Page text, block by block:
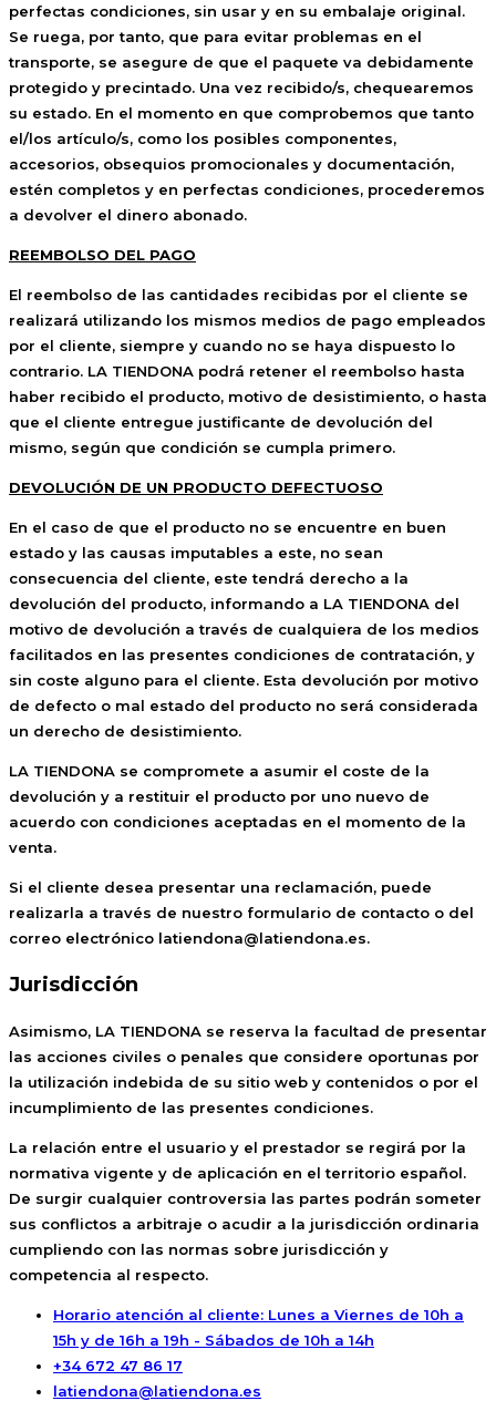
perfectas condiciones, sin usar y en su embalaje original.
Se ruega, por tanto, que para evitar problemas en el
transporte, se asegure de que el paquete va debidamente
protegido y precintado. Una vez recibido/s, chequearemos
su estado. En el momento en que comprobemos que tanto
el/los artículo/s, como los posibles componentes,
accesorios, obsequios promocionales y documentación,
estén completos y en perfectas condiciones, procederemos
a devolver el dinero abonado.
REEMBOLSO DEL PAGO
El reembolso de las cantidades recibidas por el cliente se
realizará utilizando los mismos medios de pago empleados
por el cliente, siempre y cuando no se haya dispuesto lo
contrario. LA TIENDONA podrá retener el reembolso hasta
haber recibido el producto, motivo de desistimiento, o hasta
que el cliente entregue justificante de devolución del
mismo, según que condición se cumpla primero.
DEVOLUCIÓN DE UN PRODUCTO DEFECTUOSO
En el caso de que el producto no se encuentre en buen
estado y las causas imputables a este, no sean
consecuencia del cliente, este tendrá derecho a la
devolución del producto, informando a LA TIENDONA del
motivo de devolución a través de cualquiera de los medios
facilitados en las presentes condiciones de contratación, y
sin coste alguno para el cliente. Esta devolución por motivo
de defecto o mal estado del producto no será considerada
un derecho de desistimiento.
LA TIENDONA se compromete a asumir el coste de la
devolución y a restituir el producto por uno nuevo de
acuerdo con condiciones aceptadas en el momento de la
venta.
Si el cliente desea presentar una reclamación, puede
realizarla a través de nuestro formulario de contacto o del
correo electrónico latiendona@latiendona.es.
Jurisdicción
Asimismo, LA TIENDONA se reserva la facultad de presentar
las acciones civiles o penales que considere oportunas por
la utilización indebida de su sitio web y contenidos o por el
incumplimiento de las presentes condiciones.
La relación entre el usuario y el prestador se regirá por la
normativa vigente y de aplicación en el territorio español.
De surgir cualquier controversia las partes podrán someter
sus conflictos a arbitraje o acudir a la jurisdicción ordinaria
cumpliendo con las normas sobre jurisdicción y
competencia al respecto.
Horario atención al cliente: Lunes a Viernes de 10h a
15h y de 16h a 19h - Sábados de 10h a 14h
+34 672 47 86 17
latiendona@latiendona.es